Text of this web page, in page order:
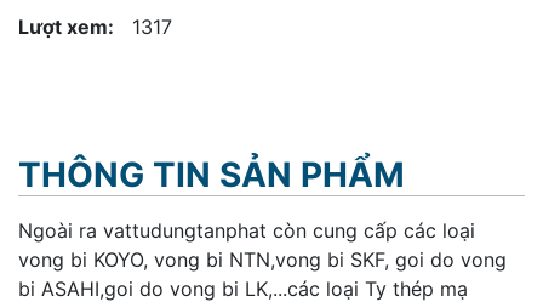
Lượt xem:
1317
THÔNG TIN SẢN PHẨM
Ngoài ra vattudungtanphat còn cung cấp các loại
vong bi KOYO, vong bi NTN,vong bi SKF, goi do vong
bi ASAHI,goi do vong bi LK,...các loại Ty thép mạ